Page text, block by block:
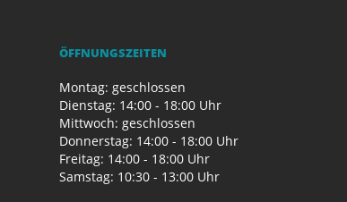
ÖFFNUNGSZEITEN
Montag: geschlossen
Dienstag: 14:00 - 18:00 Uhr
Mittwoch: geschlossen
Donnerstag: 14:00 - 18:00 Uhr
Freitag: 14:00 - 18:00 Uhr
Samstag: 10:30 - 13:00 Uhr